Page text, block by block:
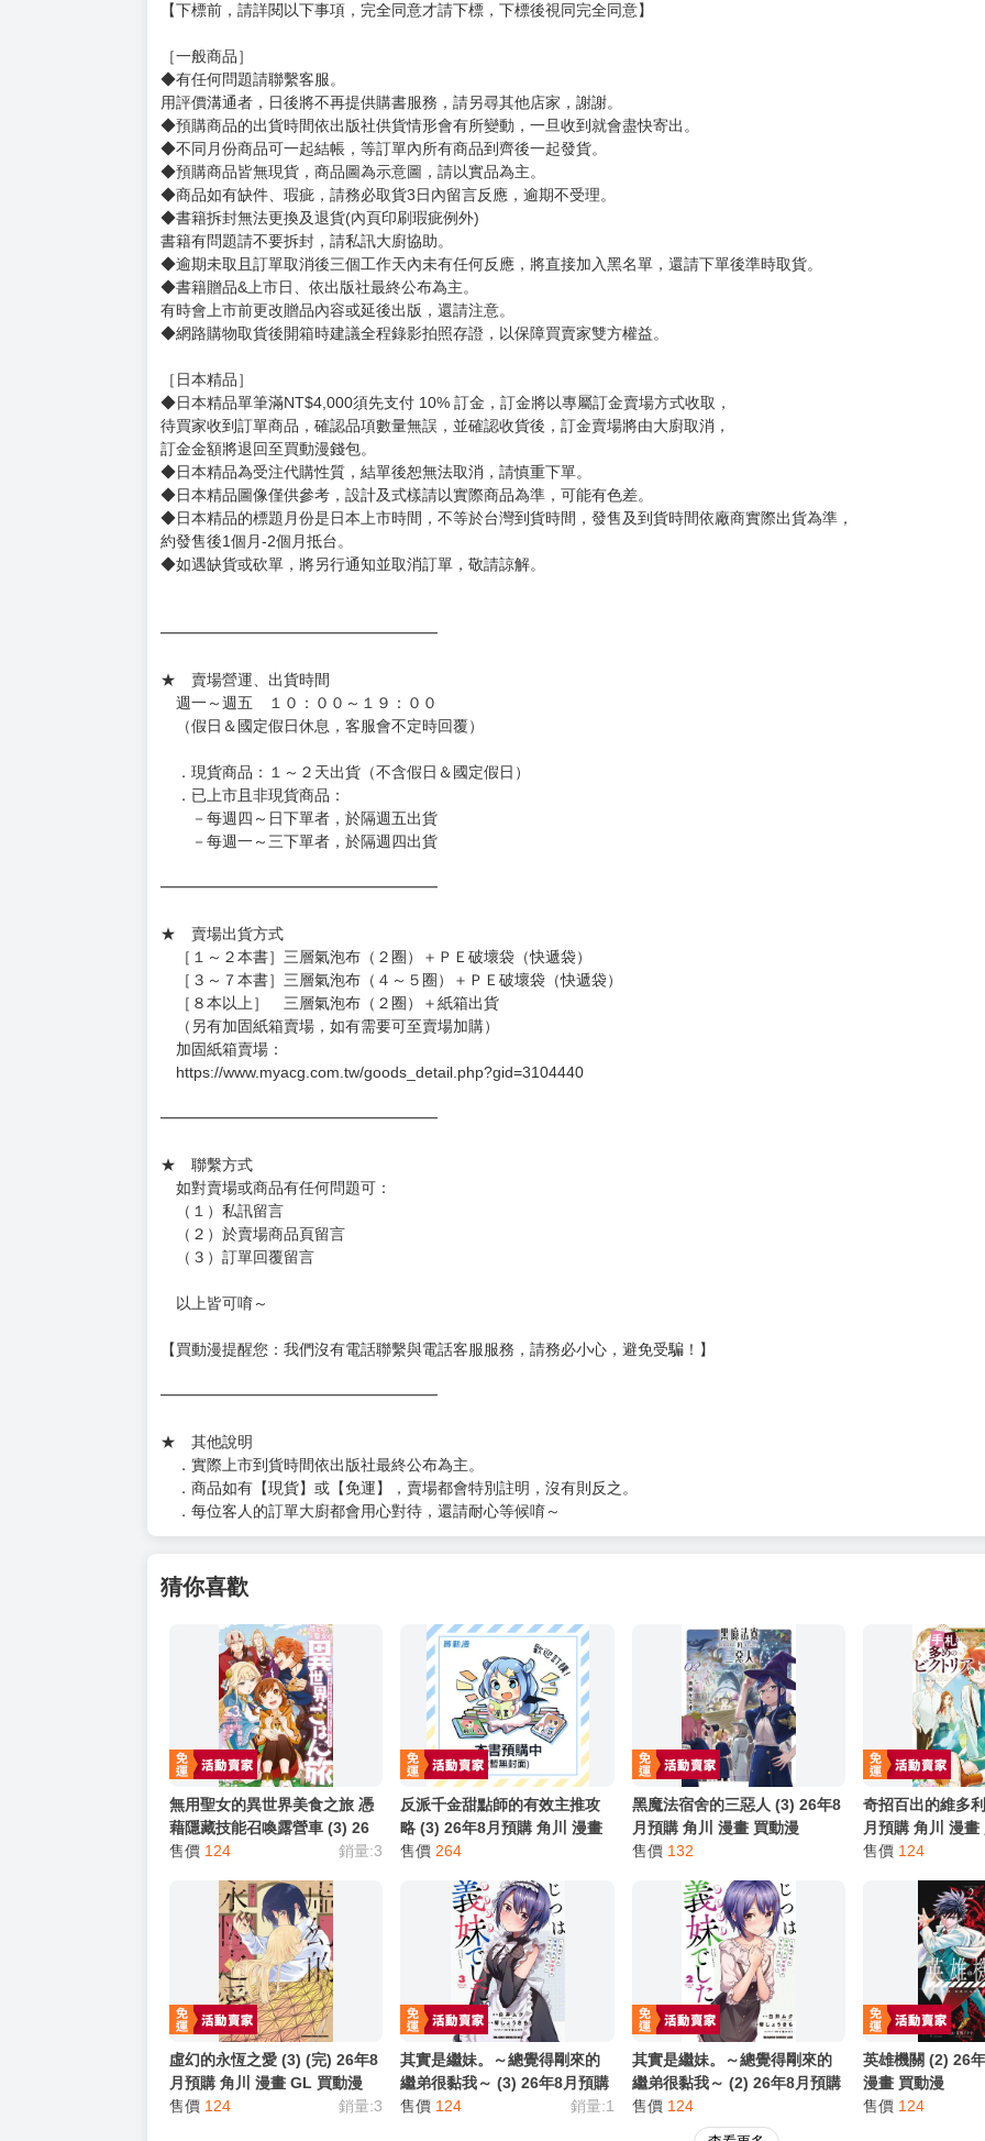
希望能讓他們品嚐到美味的蔬菜，倫開始研究菜單！
為了讓他們多少感受到一點熱量，倫決定做起司番茄，正在料理時…
亞莉雅小姐帶來了一條碩大的鱸魚！倫也把這條鱸魚做成了美味的料理。
接著，突然出現了虎鯨……
還有被沖上岸的「棲於外海之物」!?
賣場規則
【下標前，請詳閱以下事項，完全同意才請下標，下標後視同完全同意】
［一般商品］
◆有任何問題請聯繫客服。
用評價溝通者，日後將不再提供購書服務，請另尋其他店家，謝謝。
◆不同月份商品可一起結帳，等訂單內所有商品到齊後一起發貨。
◆預購商品皆無現貨，商品圖為示意圖，請以實品為主。
◆商品如有缺件、瑕疵，請務必取貨3日內留言反應，逾期不受理。
◆書籍拆封無法更換及退貨(內頁印刷瑕疵例外)
書籍有問題請不要拆封，請私訊大廚協助。
◆逾期未取且訂單取消後三個工作天內未有任何反應，將直接加入黑名單，還請下單後準時取貨。
◆書籍贈品&上市日、依出版社最終公布為主。
有時會上市前更改贈品內容或延後出版，還請注意。
◆網路購物取貨後開箱時建議全程錄影拍照存證，以保障買賣家雙方權益。
訂金金額將退回至買動漫錢包。
◆日本精品為受注代購性質，結單後恕無法取消，請慎重下單。
◆日本精品圖像僅供參考，設計及式樣請以實際商品為準，可能有色差。
約發售後1個月-2個月抵台。
◆如遇缺貨或砍單，將另行通知並取消訂單，敬請諒解。
週一～週五 １０：００～１９：００
（假日＆國定假日休息，客服會不定時回覆）
．現貨商品：１～２天出貨（不含假日＆國定假日）
．已上市且非現貨商品：
－每週四～日下單者，於隔週五出貨
－每週一～三下單者，於隔週四出貨
★ 賣場出貨方式
［１～２本書］三層氣泡布（２圈）＋ＰＥ破壞袋（快遞袋）
［３～７本書］三層氣泡布（４～５圈）＋ＰＥ破壞袋（快遞袋）
［８本以上］ 三層氣泡布（２圈）＋紙箱出貨
（另有加固紙箱賣場，如有需要可至賣場加購）
https://www.myacg.com.tw/goods_detail.php?gid=3104440
━━━━━━━━━━━━━━━━━━
（１）私訊留言
（２）於賣場商品頁留言
（３）訂單回覆留言
【買動漫提醒您：我們沒有電話聯繫與電話客服服務，請務必小心，避免受騙！】
★ 其他說明
．實際上市到貨時間依出版社最終公布為主。
．商品如有【現貨】或【免運】，賣場都會特別註明，沒有則反之。
．每位客人的訂單大廚都會用心對待，還請耐心等候唷～
猜你喜歡
無用聖女的異世界美食之旅 憑
藉隱藏技能召喚露營車 (3) 26
年8月預購 角川 漫畫 買動漫
售價 124 銷量:3
反派千金甜點師的有效主推攻
略 (3) 26年8月預購 角川 漫畫
買動漫
售價 264
黑魔法宿舍的三惡人 (3) 26年8
月預購 角川 漫畫 買動漫
售價 132
奇招百出的維多
月預購 角川 漫畫
售價 124